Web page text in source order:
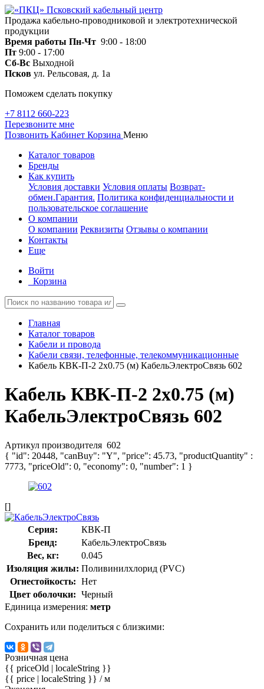
Продажа кабельно-проводниковой и электротехнической
продукции
Время работы Пн-Чт 9:00 - 18:00
Пт 9:00 - 17:00
Сб-Вс Выходной
Псков ул. Рельсовая, д. 1а
Поможем сделать покупку
+7 8112 660-223
Перезвоните мне
Позвонить Кабинет Корзина Меню
Каталог товаров
Бренды
Как купить
Условия доставки Условия оплаты Возврат-
обмен.Гарантия. Политика конфиденциальности и
пользовательское соглашение
О компании
О компании Реквизиты Отзывы о компании
Контакты
Еще
Войти
Корзина
Главная
Каталог товаров
Кабели и провода
Кабели связи, телефонные, телекоммуникационные
Кабель КВК-П-2 2х0.75 (м) КабельЭлектроСвязь 602
Кабель КВК-П-2 2х0.75 (м)
КабельЭлектроСвязь 602
Артикул производителя 602
{ "id": 20448, "canBuy": "Y", "price": 45.73, "productQuantity" :
7773, "priceOld": 0, "economy": 0, "number": 1 }
[]
Серия:
КВК-П
Бренд:
КабельЭлектроСвязь
Вес, кг:
0.045
Изоляция жилы: Поливинилхлорид (PVC)
Огнестойкость: Нет
Цвет оболочки: Черный
Единица измерения: метр
Сохранить или поделиться с близкими:
Розничная цена
{{ priceOld | localeString }}
{{ price | localeString }} / м